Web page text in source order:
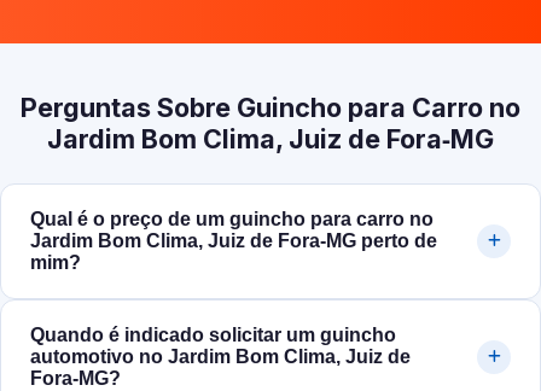
Perguntas Sobre Guincho para Carro no
Jardim Bom Clima, Juiz de Fora‑MG
Qual é o preço de um guincho para carro no
Jardim Bom Clima, Juiz de Fora‑MG perto de
mim?
Quando é indicado solicitar um guincho
automotivo no Jardim Bom Clima, Juiz de
Fora‑MG?